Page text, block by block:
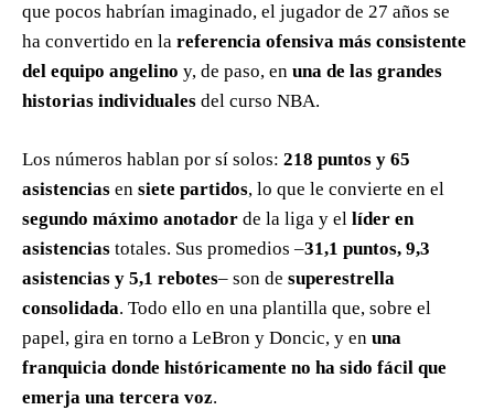
que pocos habrían imaginado, el jugador de 27 años se
ha convertido en la referencia ofensiva más consistente
del equipo angelino y, de paso, en una de las grandes
historias individuales del curso NBA.
Los números hablan por sí solos: 218 puntos y 65
asistencias en siete partidos, lo que le convierte en el
segundo máximo anotador de la liga y el líder en
asistencias totales. Sus promedios –31,1 puntos, 9,3
asistencias y 5,1 rebotes– son de superestrella
consolidada. Todo ello en una plantilla que, sobre el
papel, gira en torno a LeBron y Doncic, y en una
franquicia donde históricamente no ha sido fácil que
emerja una tercera voz.